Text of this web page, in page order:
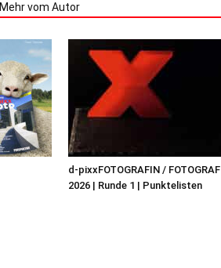
Mehr vom Autor
d-pixxFOTOGRAFIN / FOTOGRAF
2026 | Runde 1 | Punktelisten